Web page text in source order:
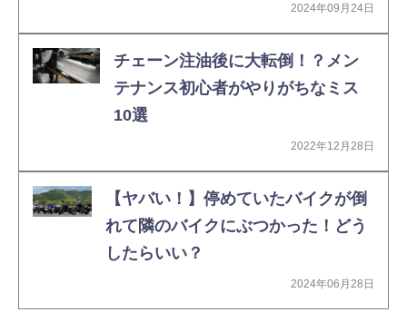
2024年09月24日
チェーン注油後に大転倒！？メン
テナンス初心者がやりがちなミス
10選
2022年12月28日
【ヤバい！】停めていたバイクが倒
れて隣のバイクにぶつかった！どう
したらいい？
2024年06月28日